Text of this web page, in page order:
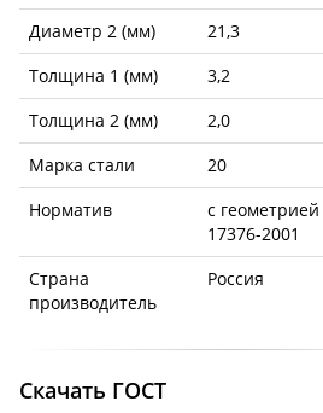
Диаметр 2 (мм)
21,3
Толщина 1 (мм)
3,2
Толщина 2 (мм)
2,0
Марка стали
20
Норматив
с
17376-2001
Страна
производитель
Россия
Скачать ГОСТ